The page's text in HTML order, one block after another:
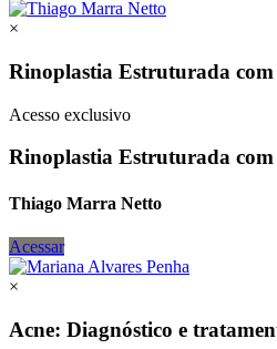
×
Rinoplastia Estruturada com
Acesso exclusivo
Rinoplastia Estruturada com
Thiago Marra Netto
Acessar
×
Acne: Diagnóstico e